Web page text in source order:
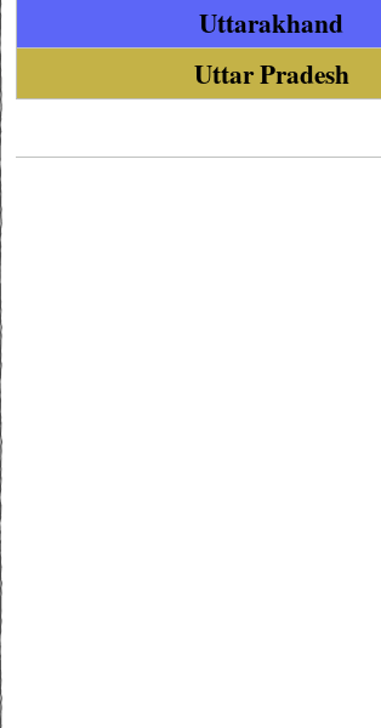
Uttarakhand
Uttar Pradesh